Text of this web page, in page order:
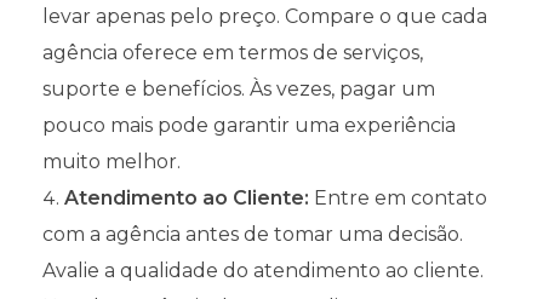
levar apenas pelo preço. Compare o que cada
agência oferece em termos de serviços,
suporte e benefícios. Às vezes, pagar um
pouco mais pode garantir uma experiência
muito melhor.
Atendimento ao Cliente: Entre em contato
com a agência antes de tomar uma decisão.
Avalie a qualidade do atendimento ao cliente.